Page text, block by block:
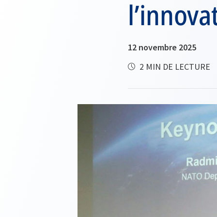
12 novembre 2025
2 MIN DE LECTURE